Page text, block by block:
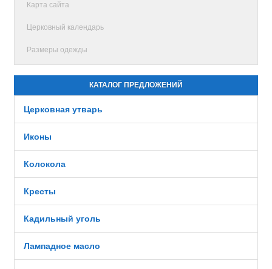
Карта сайта
Церковный календарь
Размеры одежды
КАТАЛОГ ПРЕДЛОЖЕНИЙ
Церковная утварь
Иконы
Колокола
Кресты
Кадильный уголь
Лампадное масло